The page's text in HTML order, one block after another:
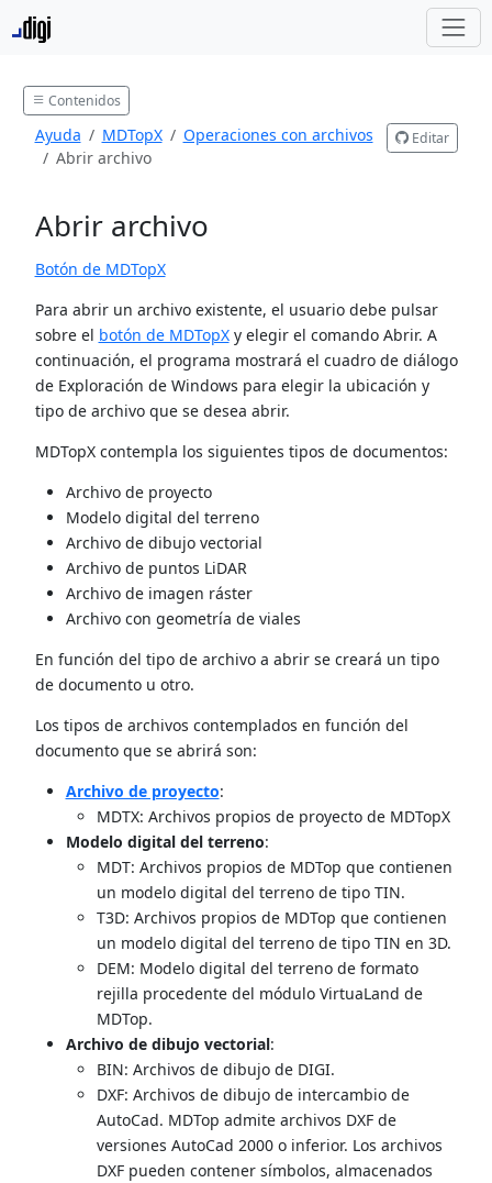
Contenidos
Ayuda MDTopX
Operaciones con archivos
Abrir archivo
Editar
Abrir archivo
Botón de MDTopX
Para abrir un archivo existente, el usuario debe pulsar
sobre el botón de MDTopXy elegir el comando Abrir. A
continuación, el programa mostrará el cuadro de diálogo
de Exploración de Windows para elegir la ubicación y
tipo de archivo que se desea abrir.
MDTopX contempla los siguientes tipos de documentos:
Archivo de proyecto
Modelo digital del terreno
Archivo de dibujo vectorial
Archivo de puntos LiDAR
Archivo de imagen ráster
Archivo con geometría de viales
En función del tipo de archivo a abrir se creará un tipo
de documento u otro.
Los tipos de archivos contemplados en función del
documento que se abrirá son:
Archivo de proyecto:
MDTX: Archivos propios de proyecto de MDTopX
Modelo digital del terreno:
MDT: Archivos propios de MDTop que contienen
un modelo digital del terreno de tipo TIN.
T3D: Archivos propios de MDTop que contienen
un modelo digital del terreno de tipo TIN en 3D.
DEM: Modelo digital del terreno de formato
rejilla procedente del módulo VirtuaLand de
MDTop.
Archivo de dibujo vectorial:
BIN: Archivos de dibujo de DIGI.
DXF: Archivos de dibujo de intercambio de
AutoCad. MDTop admite archivos DXF de
versiones AutoCad 2000 o inferior. Los archivos
DXF pueden contener símbolos, almacenados